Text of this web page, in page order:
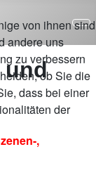
und
,
von ihnen sind
andere uns
zu verbessern
ob Sie die
dass bei einer
der